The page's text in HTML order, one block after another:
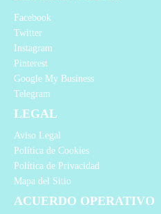
Facebook
Twitter
Instagram
Pinterest
Google My Business
Telegram
LEGAL
Aviso Legal
Política de Cookies
Política de Privacidad
Mapa del Sitio
ACUERDO OPERATIVO